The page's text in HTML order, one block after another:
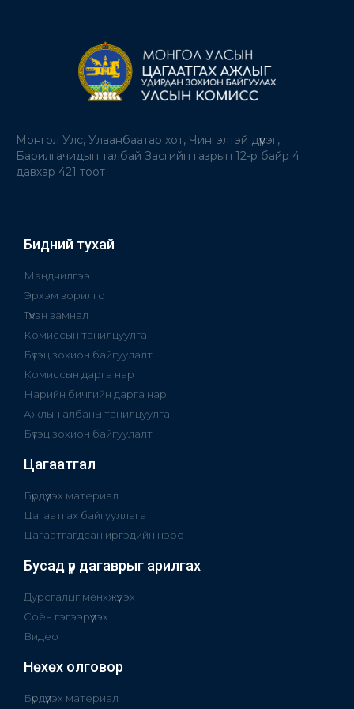
Монгол Улс, Улаанбаатар хот, Чингэлтэй дүүрэг,
Барилгачидын талбай Засгийн газрын 12-р байр 4
давхар 421 тоот
Бидний тухай
Мэндчилгээ
Эрхэм зорилго
Түүхэн замнал
Комиссын танилцуулга
Бүтэц зохион байгуулалт
Комиссын дарга нар
Нарийн бичгийн дарга нар
Ажлын албаны танилцуулга
Бүтэц зохион байгуулалт
Цагаатгал
Бүрдүүлэх материал
Цагаатгах байгууллага
Цагаатгагдсан иргэдийн нэрс
Бусад үр дагаврыг арилгах
Дурсгалыг мөнхжүүлэх
Соён гэгээрүүлэх
Видео
Нөхөх олговор
Бүрдүүлэх материал